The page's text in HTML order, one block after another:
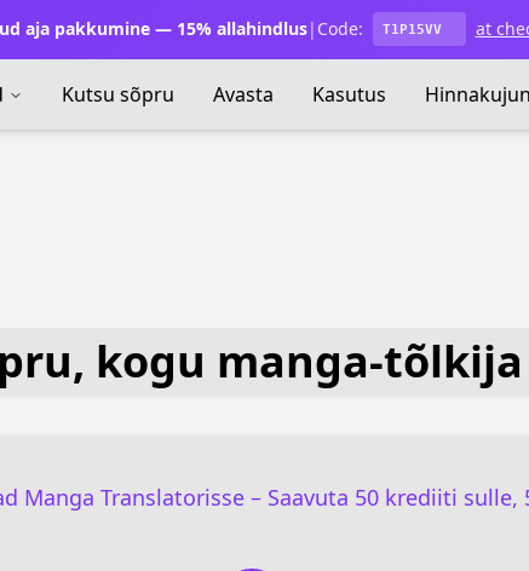
aja pakkumine — 15% allahindlus| Code: T1P15VV at
Kutsu sõpru Avasta Kasutus
kogu manga-
Manga Translatorisse – Saavuta 50 krediiti sulle,